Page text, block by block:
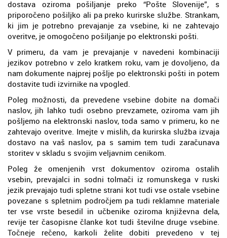
dostava oziroma pošiljanje preko “Pošte Slovenije”, s
priporočeno pošiljko ali pa preko kurirske službe. Strankam,
ki jim je potrebno prevajanje za vsebine, ki ne zahtevajo
overitve, je omogočeno pošiljanje po elektronski pošti.
V primeru, da vam je prevajanje v navedeni kombinaciji
jezikov potrebno v zelo kratkem roku, vam je dovoljeno, da
nam dokumente najprej pošlje po elektronski pošti in potem
dostavite tudi izvirnike na vpogled.
Poleg možnosti, da prevedene vsebine dobite na domači
naslov, jih lahko tudi osebno prevzamete, oziroma vam jih
pošljemo na elektronski naslov, toda samo v primeru, ko ne
zahtevajo overitve. Imejte v mislih, da kurirska služba izvaja
dostavo na vaš naslov, pa s samim tem tudi zaračunava
storitev v skladu s svojim veljavnim cenikom.
Poleg že omenjenih vrst dokumentov oziroma ostalih
vsebin, prevajalci in sodni tolmači iz romunskega v ruski
jezik prevajajo tudi spletne strani kot tudi vse ostale vsebine
povezane s spletnim področjem pa tudi reklamne materiale
ter vse vrste besedil in učbenike oziroma književna dela,
revije ter časopisne članke kot tudi številne druge vsebine.
Točneje rečeno, karkoli želite dobiti prevedeno v tej